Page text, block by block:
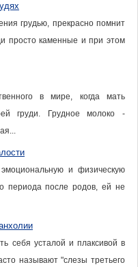
грудью, прекрасно помнит
просто каменные и при этом
в мире, когда мать
груди. Грудное молоко -
и физическую
периода после родов, ей не
себя усталой и плаксивой в
называют "слезы третьего